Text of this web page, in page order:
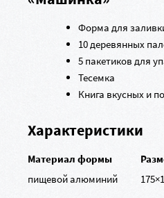
Форма для
10 деревянных
5 пакетиков для
Тесемка
Книга вкусных и
Характеристики
Материал формы
пищевой алюминий